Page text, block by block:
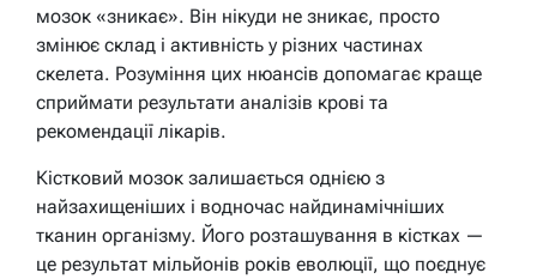
мозок «зникає». Він нікуди не зникає, просто
змінює склад і активність у різних частинах
скелета. Розуміння цих нюансів допомагає краще
сприймати результати аналізів крові та
рекомендації лікарів.
Кістковий мозок залишається однією з
найзахищеніших і водночас найдинамічніших
тканин організму. Його розташування в кістках —
це результат мільйонів років еволюції, що поєднує